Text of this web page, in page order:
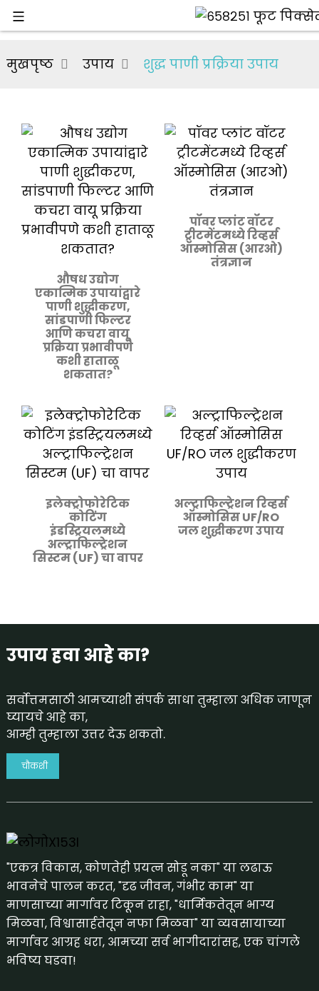
मुखपृष्ठ उपाय शुद्ध पाणी प्रक्रिया उपाय
औषध उद्योग
एकात्मिक उपायांद्वारे
पाणी शुद्धीकरण,
सांडपाणी फिल्टर
आणि कचरा वायू
प्रक्रिया प्रभावीपणे
कशी हाताळू
शकतात?
पॉवर प्लांट वॉटर
ट्रीटमेंटमध्ये रिव्हर्स
ऑस्मोसिस (आरओ)
तंत्रज्ञान
इलेक्ट्रोफोरेटिक
कोटिंग
इंडस्ट्रियलमध्ये
अल्ट्राफिल्ट्रेशन
सिस्टम (UF) चा वापर
अल्ट्राफिल्ट्रेशन रिव्हर्स
ऑस्मोसिस UF/RO
जल शुद्धीकरण उपाय
उपाय हवा आहे का?
सर्वोत्तमसाठी आमच्याशी संपर्क साधा तुम्हाला अधिक जाणून
घ्यायचे आहे का,
आम्ही तुम्हाला उत्तर देऊ शकतो.
चौकशी
"एकत्र विकास, कोणतेही प्रयत्न सोडू नका" या लढाऊ
भावनेचे पालन करत, "दृढ जीवन, गंभीर काम" या
माणसाच्या मार्गावर टिकून राहा, "धार्मिकतेतून भाग्य
मिळवा, विश्वासार्हतेतून नफा मिळवा" या व्यवसायाच्या
मार्गावर आग्रह धरा, आमच्या सर्व भागीदारांसह, एक चांगले
भविष्य घडवा!